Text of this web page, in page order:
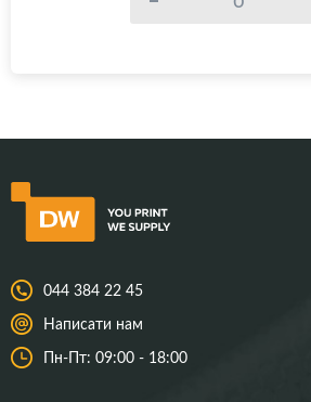
044 384 22 45
Написати нам
Пн-Пт: 09:00 - 18:00